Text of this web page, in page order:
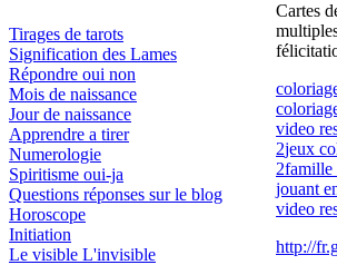
Tirages de tarots
Signification des Lames
Répondre oui non
Mois de naissance
Jour de naissance
Apprendre a tirer
Numerologie
Spiritisme oui-ja
Questions réponses sur le blog
Horoscope
Initiation
Le visible L'invisible
Cartes
video
2jeux
2famille
jouant
video
http://